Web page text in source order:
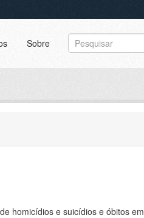
Sobre
homicídios e suicídios e óbitos em